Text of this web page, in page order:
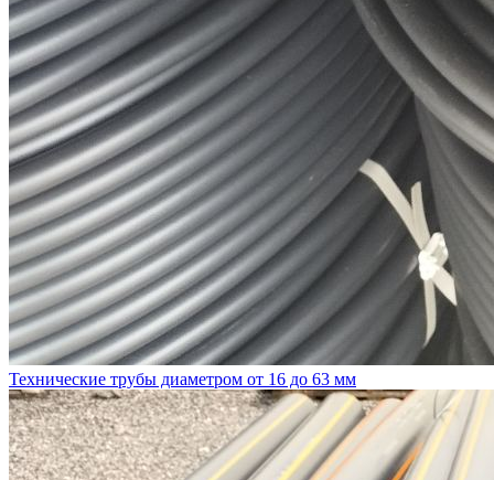
Технические трубы диаметром от 16 до 63 мм